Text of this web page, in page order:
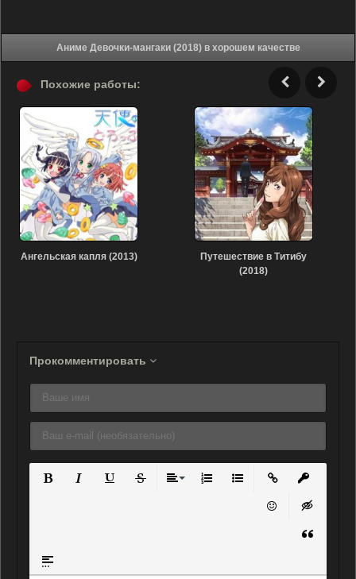
Аниме Девочки-мангаки (2018) в хорошем качестве
Похожие работы:
Ангельская капля (2013)
Путешествие в Титибу
(2018)
Прокомментировать
Нумерованный список
Маркированный
Вставить ссылку
Вставить